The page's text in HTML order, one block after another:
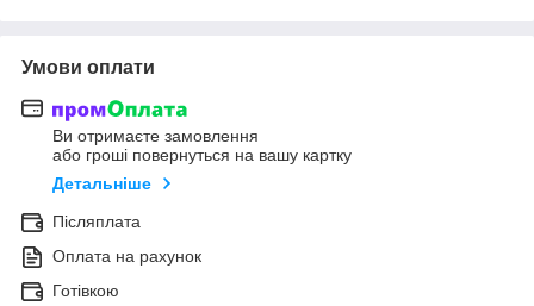
Умови оплати
Ви отримаєте замовлення
або гроші повернуться на вашу картку
Детальніше
Післяплата
Оплата на рахунок
Готівкою